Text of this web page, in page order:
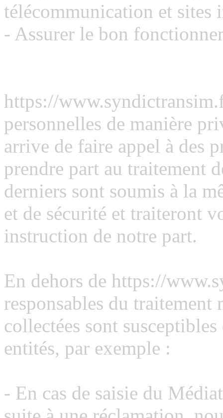
télécommunication et sites
- Assurer le bon
https://
personnelles de manière
arrive de faire appel à des
prendre part au traitement
derniers sont soumis à la
et de sécurité et traiteront
instruction de notre part.
En dehors de https://
responsables du traitement
collectées sont
entités, par exemple :
- En cas de saisie du